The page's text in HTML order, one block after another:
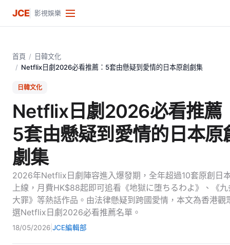
JCE 影視娛樂
首頁 /
日韓文化
/ Netflix日劇2026必看推薦：5套由懸疑到愛情的日本原創劇集
日韓文化
Netflix日劇2026必看推薦
5套由懸疑到愛情的日本原
劇集
2026年Netflix日劇陣容進入爆發期，全年超過10套原創日
上線，月費HK$88起即可追看《地獄に堕ちるわよ》、《
大罪》等熱話作品。由法律懸疑到跨國愛情，本文為香港觀
選Netflix日劇2026必看推薦名單。
18/05/2026 JCE編輯部